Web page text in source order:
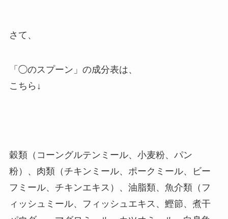
さて、
「◯のスプーン」の成分表は、
こちら↓
穀類（コーングルテンミール、小麦粉、パン
粉）、肉類（チキンミール、ポークミール、ビー
フミール、チキンエキス）、油脂類、魚介類（フ
ィッシュミール、フィッシュエキス、鰹節、煮干